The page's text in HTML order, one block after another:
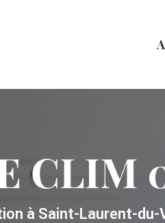
à Saint-Laurent-du-